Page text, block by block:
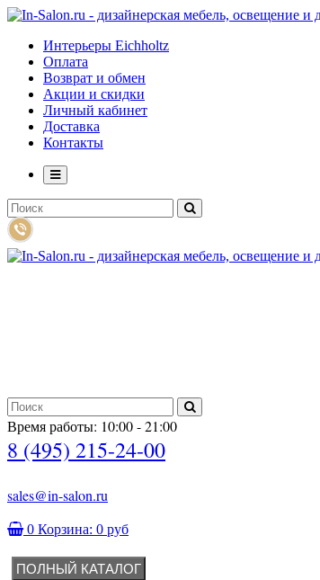
Интерьеры Eichholtz
Оплата
Возврат и обмен
Акции и скидки
Личный кабинет
Доставка
Контакты
Время работы: 10:00 - 21:00
8 (495) 215-24-00
sales@in-salon.ru
0 Корзина: 0 руб
ПОЛНЫЙ КАТАЛОГ